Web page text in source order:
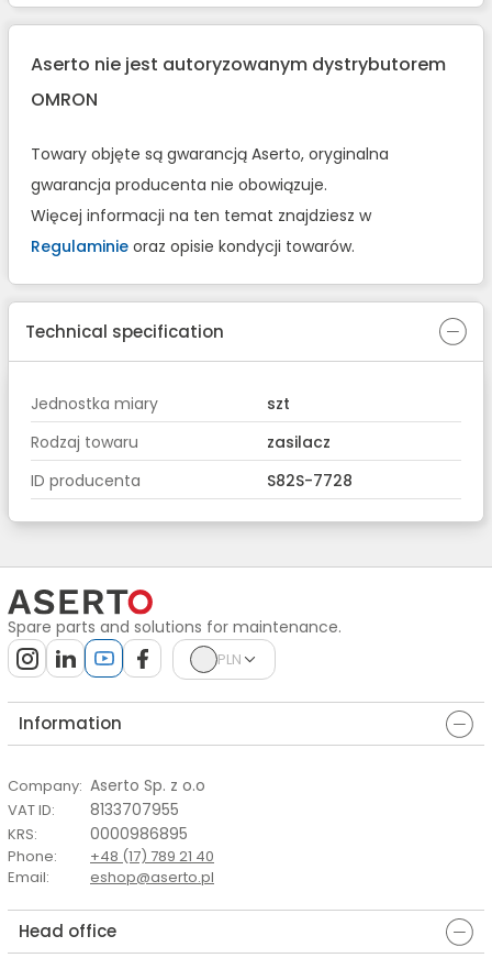
Aserto nie jest autoryzowanym dystrybutorem
OMRON
Towary objęte są gwarancją Aserto, oryginalna
gwarancja producenta nie obowiązuje.
Więcej informacji na ten temat znajdziesz w
Regulaminie oraz opisie kondycji towarów.
Technical specification
Jednostka miary
szt
Rodzaj towaru
zasilacz
ID producenta
S82S-7728
Spare parts and solutions for maintenance.
PLN
Information
Company: Aserto Sp. z o.o
VAT ID: 8133707955
KRS: 0000986895
Phone:
+48 (17) 789 21 40
Email: eshop@aserto.pl
Head office